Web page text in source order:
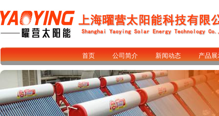
首页 公司简介 新闻动态 产品展